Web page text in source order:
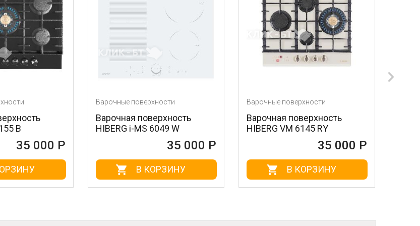
Варочные поверхности
Варочная поверхность
HIBERG i-MS 6049 W
Варочные поверхности
Варочная поверхность
HIBERG VM 6145 RY
Варочные поверхности
Варочная поверхность
PG-901